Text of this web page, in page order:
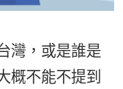
灣，或是誰是
概不能不提到